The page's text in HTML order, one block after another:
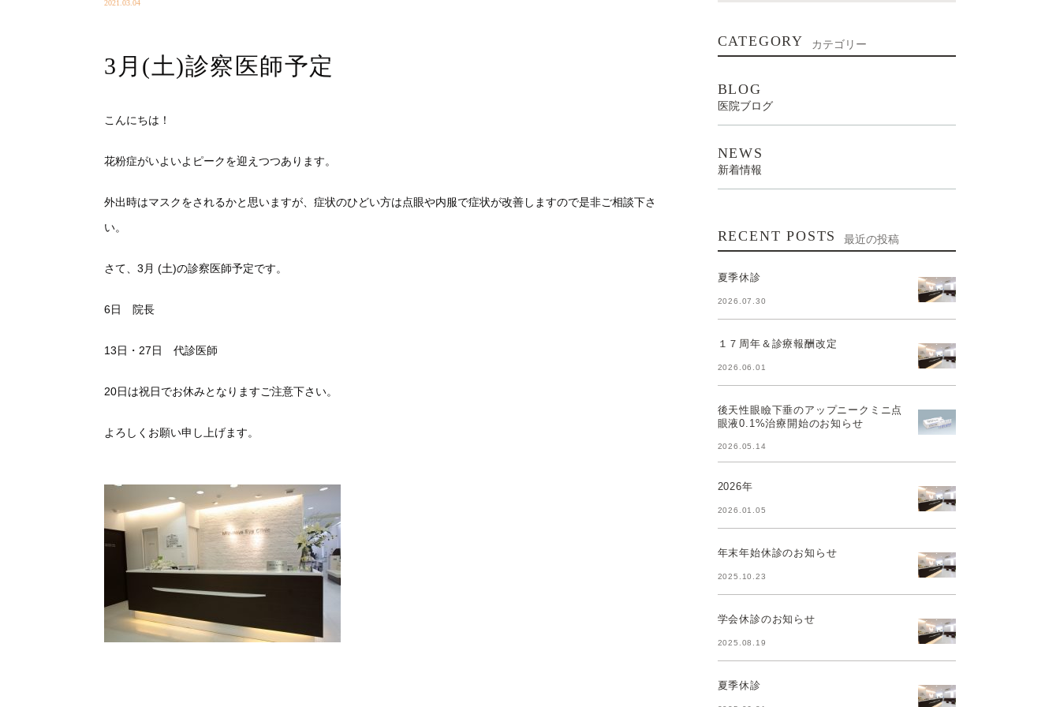
2021.03.04
3月(土)診察医師予定
こんにちは！
花粉症がいよいよピークを迎えつつあります。
外出時はマスクをされるかと思いますが、症状のひどい方は点眼や内服で症状が改善しますので是非ご相談下さ
い。
さて、3月 (土)の診察医師予定です。
6日 院長
13日・27日 代診医師
20日は祝日でお休みとなりますご注意下さい。
よろしくお願い申し上げます。
CATEGORY カテゴリー
BLOG
医院ブログ
NEWS
新着情報
RECENT POSTS 最近の投稿
夏季休診
2026.07.30
１７周年＆診療報酬改定
2026.06.01
後天性眼瞼下垂のアップニークミニ点
眼液0.1%治療開始のお知らせ
2026.05.14
2026年
2026.01.05
年末年始休診のお知らせ
2025.10.23
学会休診のお知らせ
2025.08.19
夏季休診